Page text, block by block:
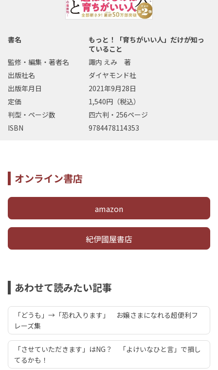
書名
もっと！「育ちがいい人」だけが知っ
ていること
監修・編集・著者名
諏内 えみ 著
出版社名
ダイヤモンド社
出版年月日
2021年9月28日
定価
1,540円（税込）
判型・ページ数
四六判・256ページ
ISBN
9784478114353
オンライン書店
amazon
紀伊國屋書店
あわせて読みたい記事
「どうも」→「恐れ入ります」 お嬢さまになれる超便利フ
レーズ集
「させていただきます」はNG？ 「よけいなひと言」で損し
てるかも！